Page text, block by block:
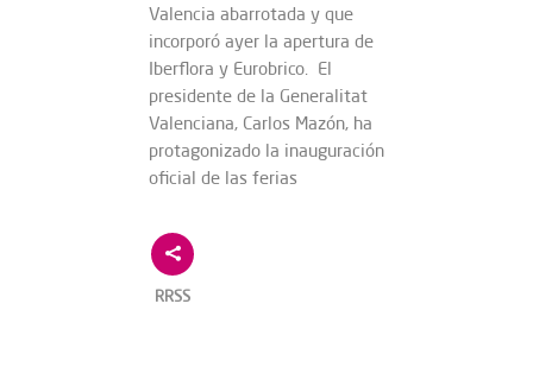
Valencia abarrotada y que
incorporó ayer la apertura de
Iberflora y Eurobrico. El
presidente de la Generalitat
Valenciana, Carlos Mazón, ha
protagonizado la inauguración
oficial de las ferias
RRSS